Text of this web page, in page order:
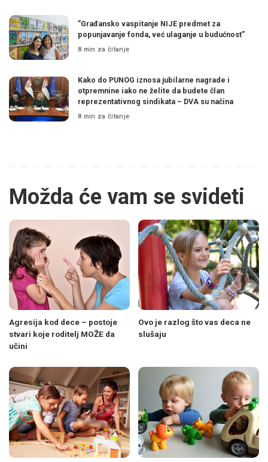
”Građansko vaspitanje NIJE predmet za
popunjavanje fonda, već ulaganje u budućnost”
8 min za čitanje
Kako do PUNOG iznosa jubilarne nagrade i
otpremnine iako ne želite da budete član
reprezentativnog sindikata – DVA su načina
8 min za čitanje
Možda će vam se svideti
Agresija kod dece – postoje
stvari koje roditelj MOŽE da
učini
Ovo je razlog što vas deca ne
slušaju